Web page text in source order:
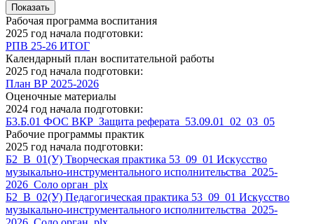
Показать
Рабочая программа воспитания
2025 год начала подготовки:
РПВ 25-26 ИТОГ
Календарный план воспитательной работы
2025 год начала подготовки:
План ВР 2025-2026
Оценочные материалы
2024 год начала подготовки:
Б3.Б.01 ФОС ВКР_Защита реферата_53.09.01_02_03_05
Рабочие программы практик
2025 год начала подготовки:
Б2_В_01(У) Творческая практика 53_09_01 Искусство
музыкально-инструментального исполнительства_2025-
2026_Соло орган_plx
Б2_В_02(У) Педагогическая практика 53_09_01 Искусство
музыкально-инструментального исполнительства_2025-